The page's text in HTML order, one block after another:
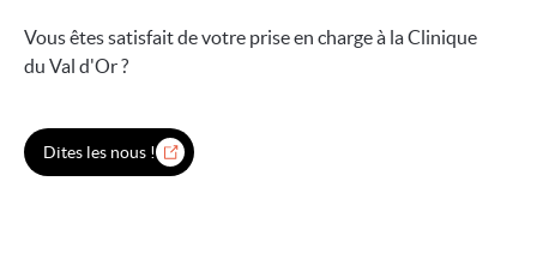
Vous êtes satisfait de votre prise en charge à la Clinique
du Val d'Or ?
Dites les nous !